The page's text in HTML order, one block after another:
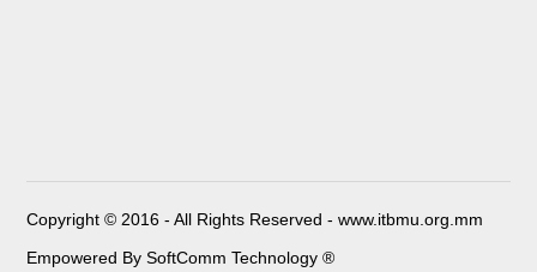
Copyright © 2016 - All Rights Reserved - www.itbmu.org.mm
Empowered By SoftComm Technology ®